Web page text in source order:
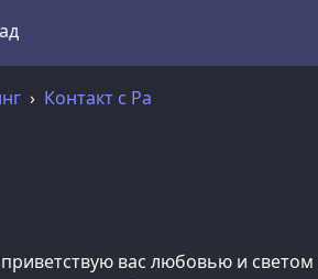
Контакт с Ра
вас любовью и